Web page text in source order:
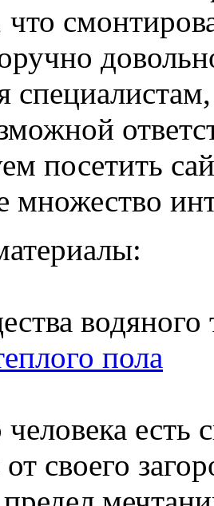
посетить
множество
пола
есть
от своего